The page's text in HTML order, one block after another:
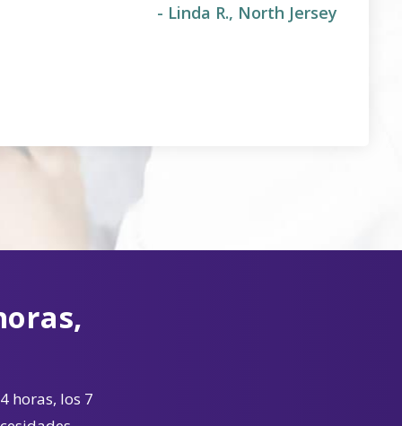
- Linda R., North Jersey
horas, los 7